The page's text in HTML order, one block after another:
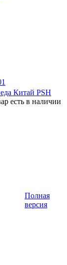
Китай PSH
есть в наличии
Полная
версия